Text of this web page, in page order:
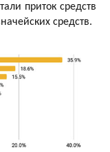
приток средств
средств.